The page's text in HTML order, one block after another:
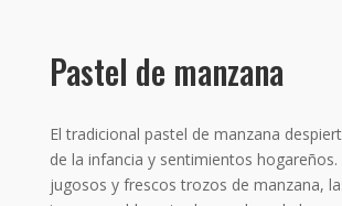
Pastel de manzana
El tradicional pastel de manzana
de la infancia y sentimientos hogareños.
jugosos y frescos trozos de manzana,